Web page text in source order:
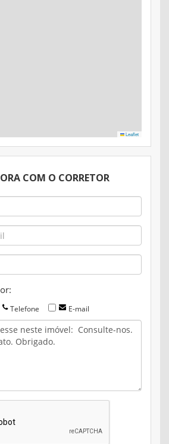
Leaflet
COM O CORRETOR
Telefone E-mail